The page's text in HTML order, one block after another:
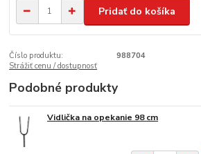
Pridať do košíka
Číslo produktu:
988704
Strážiť cenu / dostupnosť
Podobné produkty
Vidlička na opekanie 98 cm